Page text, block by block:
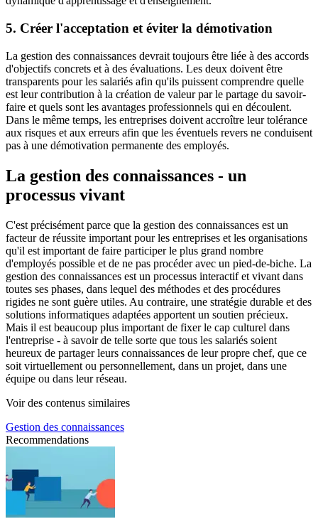
5. Créer l'acceptation et éviter la démotivation
La gestion des connaissances devrait toujours être liée à des accords
d'objectifs concrets et à des évaluations. Les deux doivent être
transparents pour les salariés afin qu'ils puissent comprendre quelle
est leur contribution à la création de valeur par le partage du savoir-
faire et quels sont les avantages professionnels qui en découlent.
Dans le même temps, les entreprises doivent accroître leur tolérance
aux risques et aux erreurs afin que les éventuels revers ne conduisent
pas à une démotivation permanente des employés.
La gestion des connaissances - un
processus vivant
C'est précisément parce que la gestion des connaissances est un
facteur de réussite important pour les entreprises et les organisations
qu'il est important de faire participer le plus grand nombre
d'employés possible et de ne pas procéder avec un pied-de-biche. La
gestion des connaissances est un processus interactif et vivant dans
toutes ses phases, dans lequel des méthodes et des procédures
rigides ne sont guère utiles. Au contraire, une stratégie durable et des
solutions informatiques adaptées apportent un soutien précieux.
Mais il est beaucoup plus important de fixer le cap culturel dans
l'entreprise - à savoir de telle sorte que tous les salariés soient
heureux de partager leurs connaissances de leur propre chef, que ce
soit virtuellement ou personnellement, dans un projet, dans une
équipe ou dans leur réseau.
Voir des contenus similaires
Gestion des connaissances
Recommendations